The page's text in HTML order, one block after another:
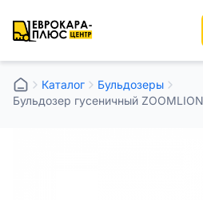
Каталог
⁠⁠Бульдозеры
Бульдозер гусеничный